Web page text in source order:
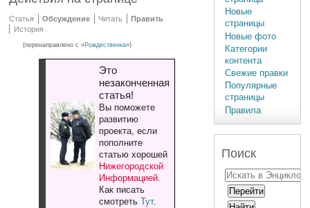
Статья Обсуждение Читать
Править
История
(перенаправлено с «Рождественка»)
Это
незаконченная
статья!
Вы поможете
развитию
проекта, если
пополните
статью хорошей
Нижегородской
Информацией.
Как писать
смотреть Тут.
Новые
страницы
Новые фото
Категории
контента
Свежие правки
Популярные
страницы
Правила
Поиск